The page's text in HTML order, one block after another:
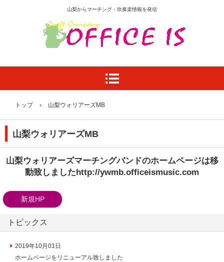
山梨からマーチング・吹奏楽情報を発信
トップ › 山梨ウォリアーズMB
山梨ウォリアーズMB
山梨ウォリアーズマーチングバンドのホームページは移
動致しましたhttp://ywmb.officeismusic.com
新規HP
トピックス
2019年10月01日
ホームページをリニューアル致しました